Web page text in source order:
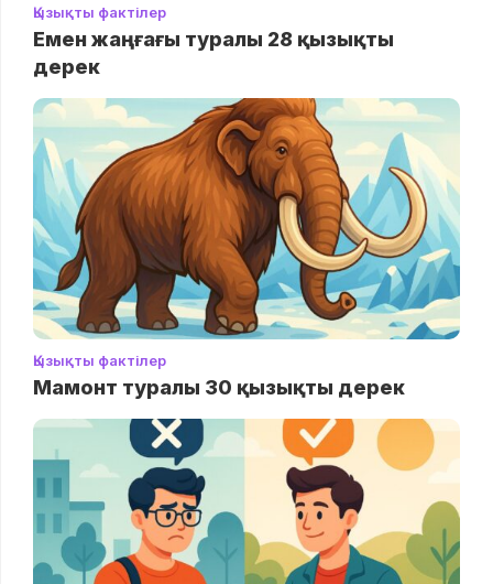
Қызықты фактілер
Емен жаңғағы туралы 28 қызықты
дерек
Қызықты фактілер
Мамонт туралы 30 қызықты дерек